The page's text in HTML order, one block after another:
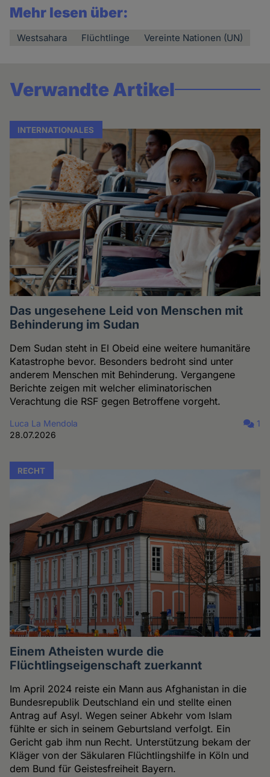
Mehr lesen über:
Westsahara Flüchtlinge Vereinte Nationen (UN)
Verwandte Artikel
INTERNATIONALES
Das ungesehene Leid von Menschen mit
Behinderung im Sudan
Dem Sudan steht in El Obeid eine weitere humanitäre
Katastrophe bevor. Besonders bedroht sind unter
anderem Menschen mit Behinderung. Vergangene
Berichte zeigen mit welcher eliminatorischen
Verachtung die RSF gegen Betroffene vorgeht.
Luca La Mendola
28.07.2026
1
RECHT
Einem Atheisten wurde die
Flüchtlingseigenschaft zuerkannt
Im April 2024 reiste ein Mann aus Afghanistan in die
Bundesrepublik Deutschland ein und stellte einen
Antrag auf Asyl. Wegen seiner Abkehr vom Islam
fühlte er sich in seinem Geburtsland verfolgt. Ein
Gericht gab ihm nun Recht. Unterstützung bekam der
Kläger von der Säkularen Flüchtlingshilfe in Köln und
dem Bund für Geistesfreiheit Bayern.